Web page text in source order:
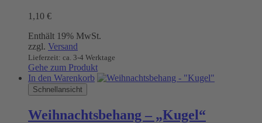
1,10 €
Enthält 19% MwSt.
zzgl. Versand
Lieferzeit: ca. 3-4 Werktage
Gehe zum Produkt
In den Warenkorb
Schnellansicht
Weihnachtsbehang – „Kugel“